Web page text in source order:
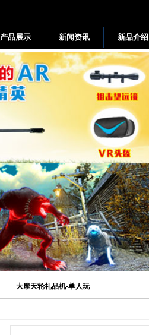
产品展示 新闻资讯 新品介绍
大摩天轮礼品机-单人玩